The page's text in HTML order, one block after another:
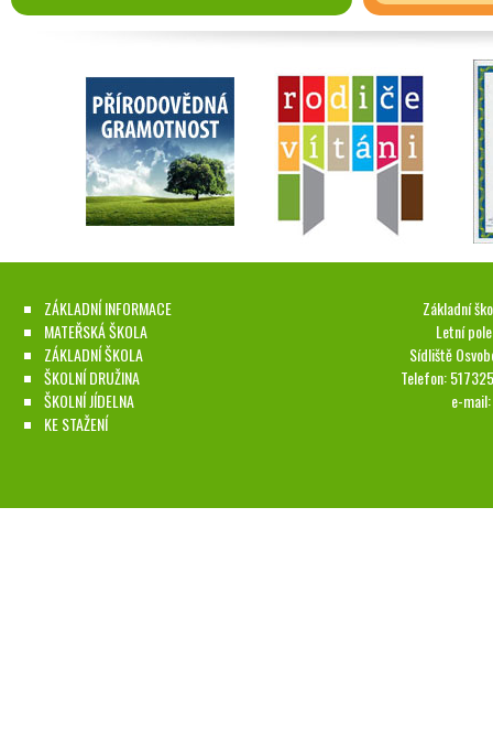
ZÁKLADNÍ INFORMACE
MATEŘSKÁ ŠKOLA
ZÁKLADNÍ ŠKOLA
ŠKOLNÍ DRUŽINA
ŠKOLNÍ JÍDELNA
KE STAŽENÍ
Základní
Letní
Sídliště
Telefon:
e-mail: